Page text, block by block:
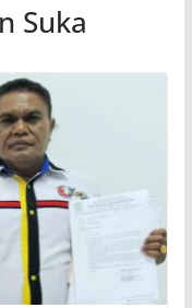
Suka